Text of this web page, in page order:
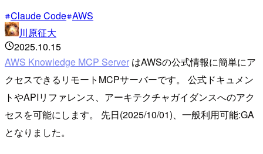
Claude Code AWS
川原征大
2025.10.15
AWS Knowledge MCP Server はAWSの公式情報に簡単にア
クセスできるリモートMCPサーバーです。 公式ドキュメン
トやAPIリファレンス、アーキテクチャガイダンスへのアク
セスを可能にします。 先日(2025/10/01)、一般利用可能:GA
となりました。